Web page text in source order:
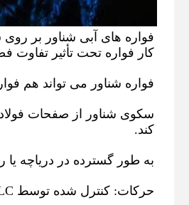
کار فواره تحت تأثیر
فواره شناور می تواند هم
کند.
به طور گسترده در دریاچه
حرکات: کنترل شده توسط PLC/کامپیوتر، پاشش آب و رقص ریتمیک